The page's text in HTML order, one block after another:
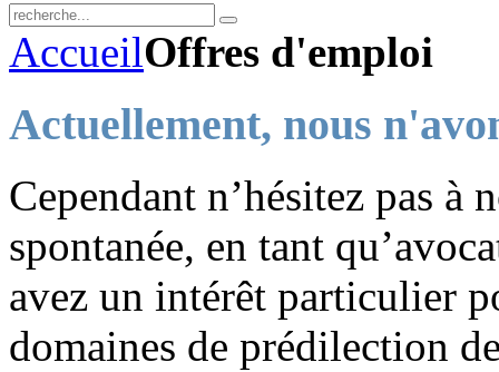
AccueilOffres d'emploi
Actuellement, nous
Cependant n’hésitez pas
spontanée, en tant
avez un intérêt particulier
domaines de prédilection